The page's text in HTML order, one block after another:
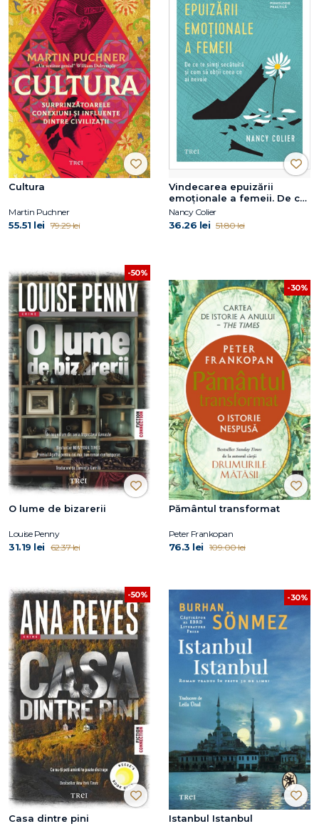
Cultura
Martin Puchner
55.51 lei 79.29 lei
Vindecarea epuizării
emoționale a femeii. De ce
te simți secătuită și cum să
obții ceea ce ai nevoie
Nancy Colier
36.26 lei 51.80 lei
-50%
O lume de bizarerii
Louise Penny
31.19 lei 62.37 lei
-30%
Pământul transformat
Peter Frankopan
76.3 lei 109.00 lei
-50%
Casa dintre pini
-30%
Istanbul Istanbul